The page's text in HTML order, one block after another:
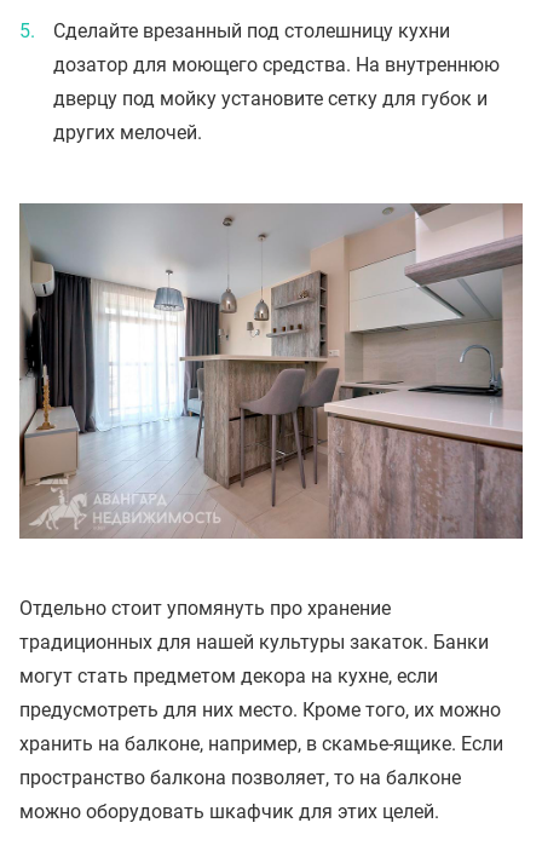
Сделайте врезанный под столешницу кухни
дозатор для моющего средства. На внутреннюю
дверцу под мойку установите сетку для губок и
других мелочей.
Отдельно стоит упомянуть про хранение
традиционных для нашей культуры закаток. Банки
могут стать предметом декора на кухне, если
предусмотреть для них место. Кроме того, их можно
хранить на балконе, например, в скамье-ящике. Если
пространство балкона позволяет, то на балконе
можно оборудовать шкафчик для этих целей.